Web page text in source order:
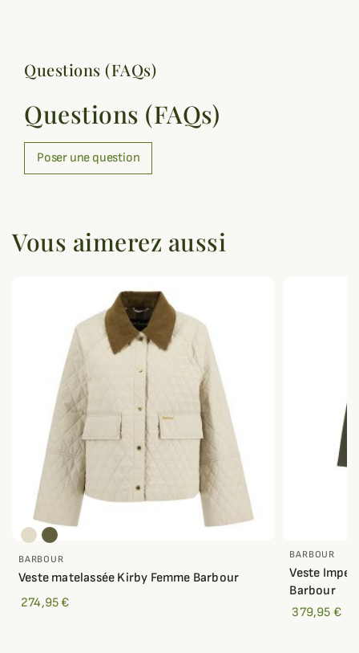
Questions (FAQs)
Questions (FAQs)
Poser une question
Vous aimerez aussi
BARBOUR
Veste matelassée Kirby Femme Barbour
274,95 €
BARBOUR
Veste
Barbour
379,95 €